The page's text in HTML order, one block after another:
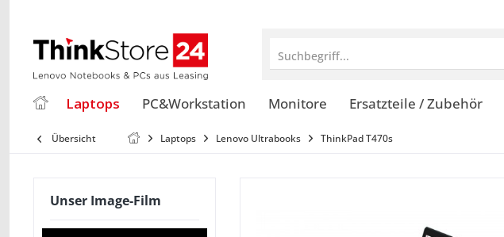
Suchbegriff...
Laptops PC&Workstation Monitore Ersatzteile / Zubehör
Übersicht Laptops Lenovo Ultrabooks ThinkPad T470s
Unser Image-Film